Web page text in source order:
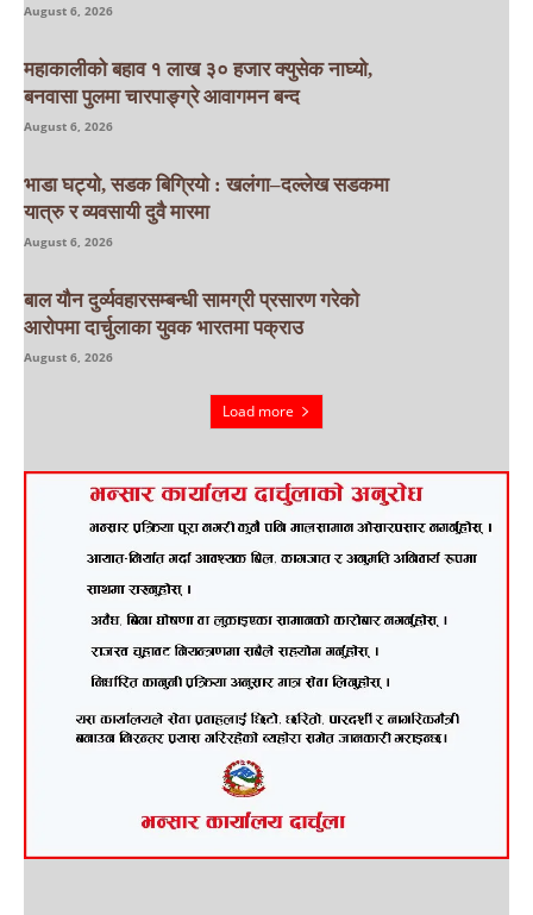
August 6, 2026
महाकालीको बहाव १ लाख ३० हजार क्युसेक नाघ्यो,
बनवासा पुलमा चारपाङ्ग्रे आवागमन बन्द
August 6, 2026
भाडा घट्यो, सडक बिग्रियो : खलंगा–दल्लेख सडकमा
यात्रु र व्यवसायी दुवै मारमा
August 6, 2026
बाल यौन दुर्व्यवहारसम्बन्धी सामग्री प्रसारण गरेको
आरोपमा दार्चुलाका युवक भारतमा पक्राउ
August 6, 2026
Load more